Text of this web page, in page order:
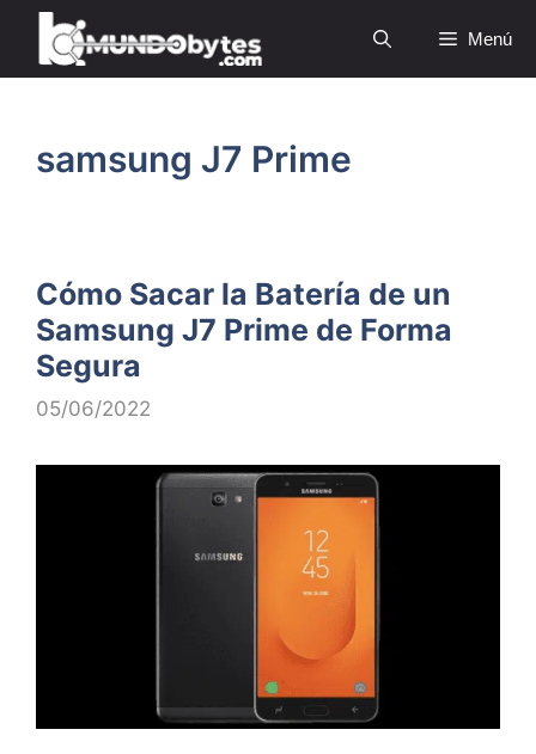
Saltar
contenido
Menú
samsung J7 Prime
Cómo Sacar la Batería de un
Samsung J7 Prime de Forma
Segura
05/06/2022